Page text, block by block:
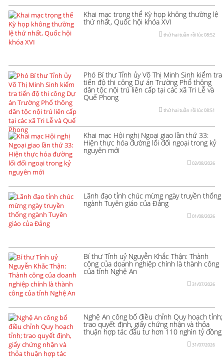
Khai mạc trọng thể Kỳ họp không thường lệ
thứ nhất, Quốc hội khóa XVI
thứ hai tuần rồi lúc 08:52
Phó Bí thư Tỉnh ủy Võ Thị Minh Sinh kiểm tra
tiến độ thi công Dự án Trường Phổ thông
dân tộc nội trú liên cấp tại các xã Tri Lễ và
Quế Phong
thứ hai tuần rồi lúc 08:51
Khai mạc Hội nghị Ngoại giao lần thứ 33:
Hiện thực hóa đường lối đối ngoại trong kỷ
nguyên mới
02/08/2026
Lãnh đạo tỉnh chúc mừng ngày truyền thống
ngành Tuyên giáo của Đảng
01/08/2026
Bí thư Tỉnh uỷ Nguyễn Khắc Thận: Thành
công của doanh nghiệp chính là thành công
của tỉnh Nghệ An
31/07/2026
Nghệ An công bố điều chỉnh Quy hoạch tỉnh;
trao quyết định, giấy chứng nhận và thỏa
thuận hợp tác đầu tư hơn 110 nghìn tỷ đồng
31/07/2026